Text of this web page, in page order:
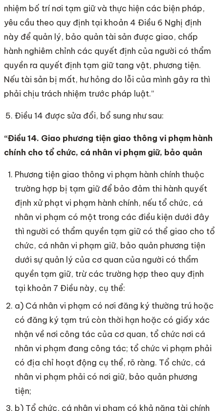
nhiệm bố trí nơi tạm giữ và thực hiện các biện pháp,
yêu cầu theo quy định tại khoản 4 Điều 6 Nghị định
này để quản lý, bảo quản tài sản được giao, chấp
hành nghiêm chỉnh các quyết định của người có thẩm
quyền ra quyết định tạm giữ tang vật, phương tiện.
Nếu tài sản bị mất, hư hỏng do lỗi của mình gây ra thì
phải chịu trách nhiệm trước pháp luật.”
Điều 14 được sửa đổi, bổ sung như sau:
“Điều 14. Giao phương tiện giao thông vi phạm hành
chính cho tổ chức, cá nhân vi phạm giữ, bảo quản
Phương tiện giao thông vi phạm hành chính thuộc
trường hợp bị tạm giữ để bảo đảm thi hành quyết
định xử phạt vi phạm hành chính, nếu tổ chức, cá
nhân vi phạm có một trong các điều kiện dưới đây
thì người có thẩm quyền tạm giữ có thể giao cho tổ
chức, cá nhân vi phạm giữ, bảo quản phương tiện
dưới sự quản lý của cơ quan của người có thẩm
quyền tạm giữ, trừ các trường hợp theo quy định
tại khoản 7 Điều này, cụ thể:
a) Cá nhân vi phạm có nơi đăng ký thường trú hoặc
có đăng ký tạm trú còn thời hạn hoặc có giấy xác
nhận về nơi công tác của cơ quan, tổ chức nơi cá
nhân vi phạm đang công tác; tổ chức vi phạm phải
có địa chỉ hoạt động cụ thể, rõ ràng. Tổ chức, cá
nhân vi phạm phải có nơi giữ, bảo quản phương
tiện;
b) Tổ chức, cá nhân vi phạm có khả năng tài chính